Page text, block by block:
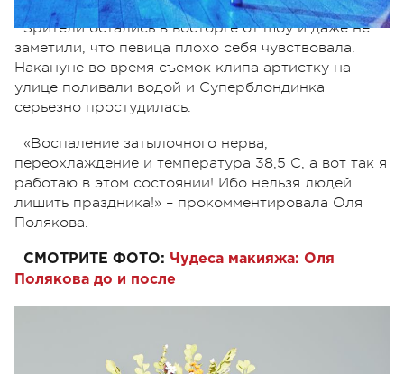
Зрители остались в восторге от шоу и даже не
заметили, что певица плохо себя чувствовала.
Накануне во время съемок клипа артистку на
улице поливали водой и Суперблондинка
серьезно простудилась.
«Воспаление затылочного нерва,
переохлаждение и температура 38,5 С, а вот так я
работаю в этом состоянии! Ибо нельзя людей
лишить праздника!» – прокомментировала Оля
Полякова.
СМОТРИТЕ ФОТО: Чудеса макияжа: Оля
Полякова до и после